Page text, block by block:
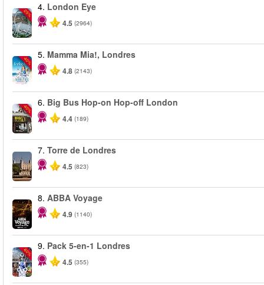
-25%
4. London Eye
4.5 (2964)
-40%
5. Mamma Mia!, Londres
4.8 (2143)
-40%
6. Big Bus Hop-on Hop-off London
4.4 (189)
7. Torre de Londres
4.5 (823)
8. ABBA Voyage
4.9 (1140)
-60%
9. Pack 5-en-1 Londres
4.5 (355)